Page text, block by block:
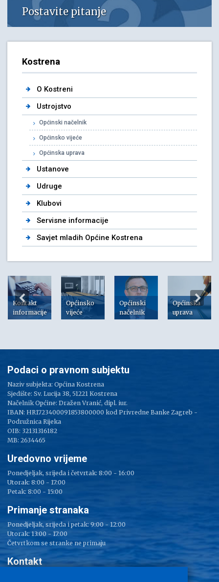
Postavite pitanje
Kostrena
O Kostreni
Ustrojstvo
Općinski načelnik
Općinsko vijeće
Općinska uprava
Ustanove
Udruge
Klubovi
Servisne informacije
Savjet mladih Općine Kostrena
Kontakt
informacije
Općinsko
vijeće
Općinski
načelnik
Općinska
uprava
Podaci o pravnom subjektu
Naziv subjekta: Općina Kostrena
Sjedište: Sv. Lucija 38, 51221 Kostrena
Načelnik Općine: Dražen Vranić, dipl. iur.
IBAN: HR1723400091853800000 kod Privredne Banke Zagreb -
Podružnica Rijeka
OIB: 32131316182
MB: 2634465
Uredovno vrijeme
Ponedjeljak, srijeda i četvrtak: 8:00 - 16:00
Utorak: 8:00 - 17:00
Petak: 8:00 - 15:00
Primanje stranaka
Ponedjeljak, srijeda i petak: 9:00 - 12:00
Utorak: 13:00 - 17:00
Četvrtkom se stranke ne primaju
Kontakt